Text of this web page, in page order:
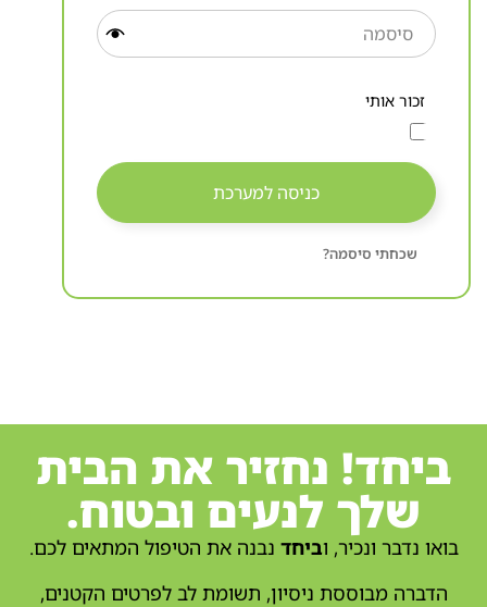
זכור אותי
כניסה למערכת
שכחתי סיסמה?
ביחד! נחזיר את הבית
שלך לנעים ובטוח.
בואו נדבר ונכיר, וביחד נבנה את הטיפול המתאים לכם.
הדברה מבוססת ניסיון, תשומת לב לפרטים הקטנים,